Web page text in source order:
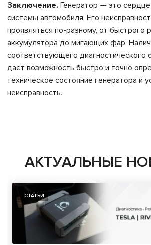
Заключение. Генератор — это сердце
системы автомобиля. Его
проявляться по-разному, от быстрого
аккумулятора до мигающих фар.
соответствующего диагностического
даёт возможность быстро и точно
техническое состояние генератора и
неисправность.
АКТУАЛЬНЫЕ
СТАТЬИ